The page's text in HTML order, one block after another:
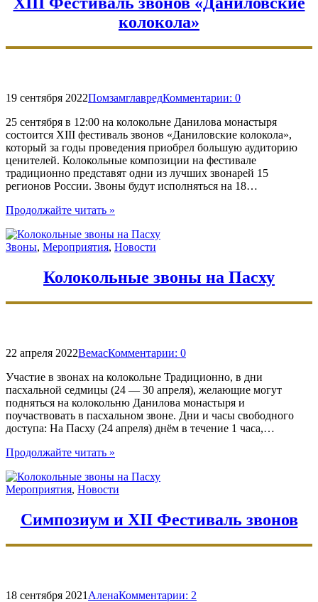
колокола»
19 сентября 2022ПомзамглавредКомментарии: 0
25 сентября в 12:00 на колокольне Данилова монастыря
состоится XIII фестиваль звонов «Даниловские колокола»,
который за годы проведения приобрел большую аудиторию
ценителей. Колокольные композиции на фестивале
традиционно представят одни из лучших звонарей 15
регионов России. Звоны будут исполняться на 18…
Продолжайте читать "XIII
звонов
«Даниловские
»
Звоны, Мероприятия, Новости
Колокольные звоны на Пасху
22 апреля 2022ВемасКомментарии: 0
Участие в звонах на колокольне Традиционно, в дни
пасхальной седмицы (24 — 30 апреля), желающие могут
подняться на колокольню Данилова монастыря и
поучаствовать в пасхальном звоне. Дни и часы свободного
доступа: На Пасху (24 апреля) днём в течение 1 часа,…
Продолжайте читать "Колокольные
на
Пасху"
»
Мероприятия, Новости
Симпозиум и XII Фестиваль звонов
18 сентября 2021 АленаКомментарии: 2